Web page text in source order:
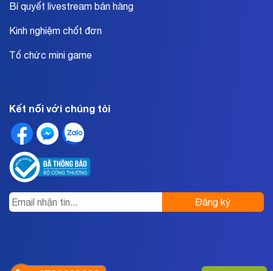
Bí quyết livestream bán hàng
Kinh nghiệm chốt đơn
Tổ chức mini game
Kết nối với chúng tôi
Đăng ký